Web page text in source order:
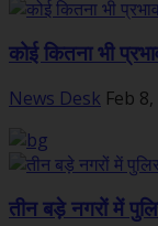
कोई कितना भी
News Desk Feb
तीन बड़े नगरों में